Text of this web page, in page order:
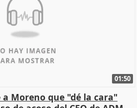
01:50
Moreno que "dé la cara"